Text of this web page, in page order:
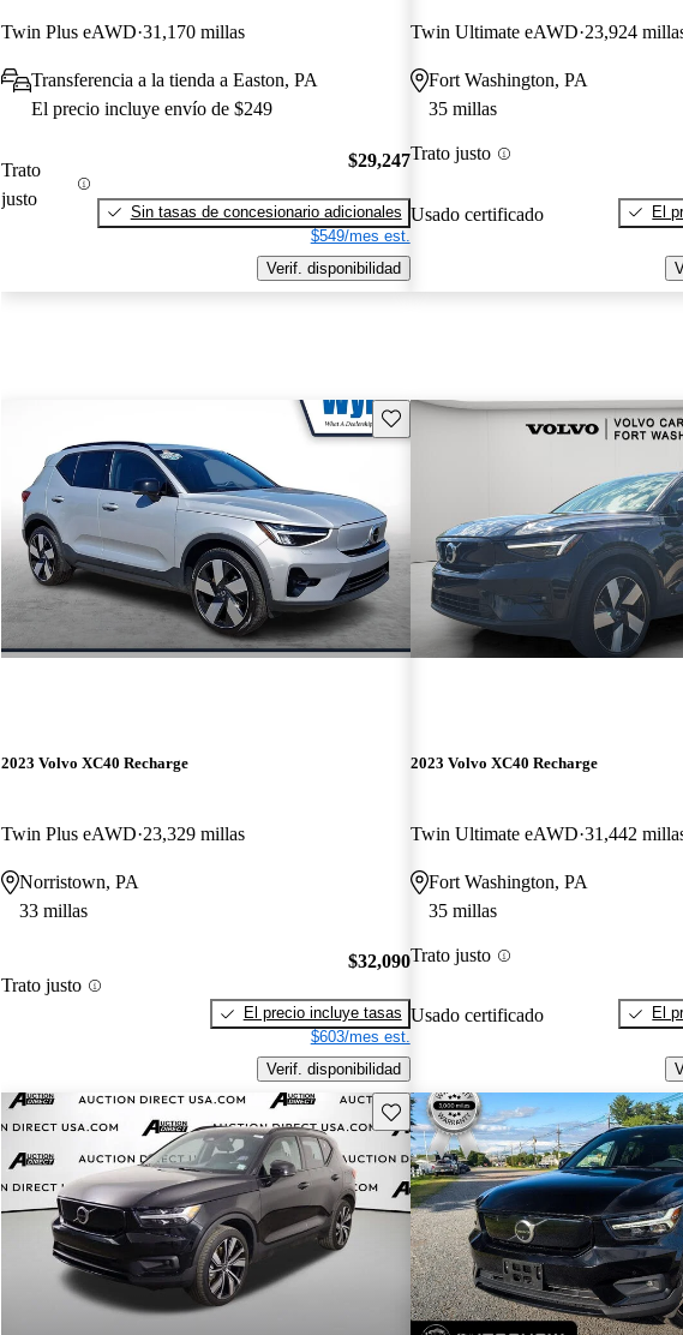
Twin Plus eAWD 31,170 millas
Transferencia a la tienda a Easton, PA
El precio incluye envío de $249
Trato
justo
$29,247
Sin tasas de concesionario adicionales
$549/mes est.
Verif. disponibilidad
Twin Ultimate eAWD 23,924
Fort Washington, PA
35 millas
Trato justo
Usado certificado
El
Guarda este Aviso
2023 Volvo XC40 Recharge
Twin Plus eAWD 23,329 millas
Norristown, PA
33 millas
Trato justo
$32,090
El precio incluye tasas
$603/mes est.
Verif. disponibilidad
2023 Volvo XC40 Recharge
Twin Ultimate eAWD 31,442
Fort Washington, PA
35 millas
Trato justo
Usado certificado
El
Guarda este Aviso